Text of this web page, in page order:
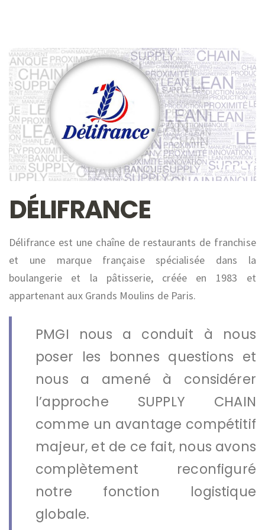
DÉLIFRANCE
Délifrance est une chaîne de restaurants de franchise
et une marque française spécialisée dans la
boulangerie et la pâtisserie, créée en 1983 et
appartenant aux Grands Moulins de Paris.
PMGI nous a conduit à nous
poser les bonnes questions et
nous a amené à considérer
l’approche SUPPLY CHAIN
comme un avantage compétitif
majeur, et de ce fait, nous avons
complètement reconfiguré
notre fonction logistique
globale.